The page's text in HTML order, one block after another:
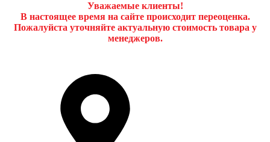
Уважаемые клиенты!
В настоящее время на сайте происходит переоценка.
Пожалуйста уточняйте актуальную стоимость товара у
менеджеров.